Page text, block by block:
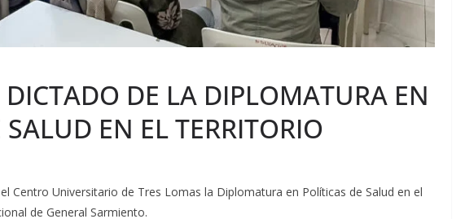
DE LA DIPLOMATURA EN
EN EL TERRITORIO
Centro Universitario de Tres Lomas la Diplomatura en Políticas de Salud en el
de General Sarmiento.